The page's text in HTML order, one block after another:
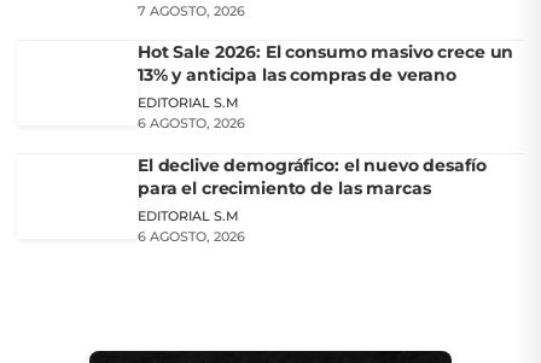
7 AGOSTO, 2026
Hot Sale 2026: El consumo masivo crece un
13% y anticipa las compras de verano
EDITORIAL S.M
6 AGOSTO, 2026
El declive demográfico: el nuevo desafío
para el crecimiento de las marcas
EDITORIAL S.M
6 AGOSTO, 2026